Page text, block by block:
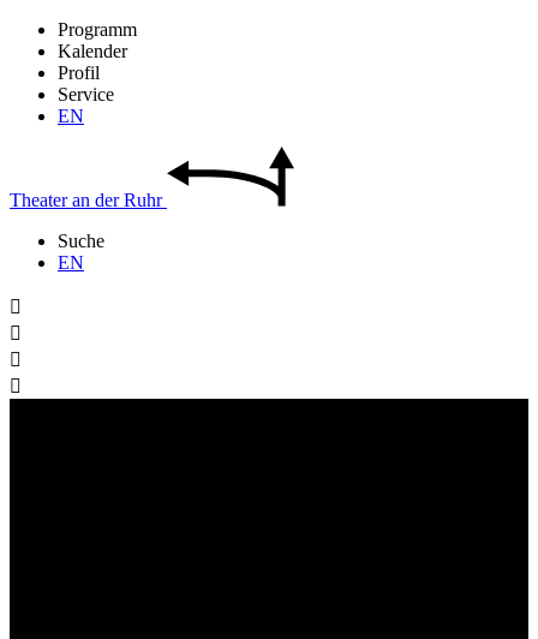
Programm
Kalender
Profil
Service
EN
Theateran derRuhr
Suche
EN



